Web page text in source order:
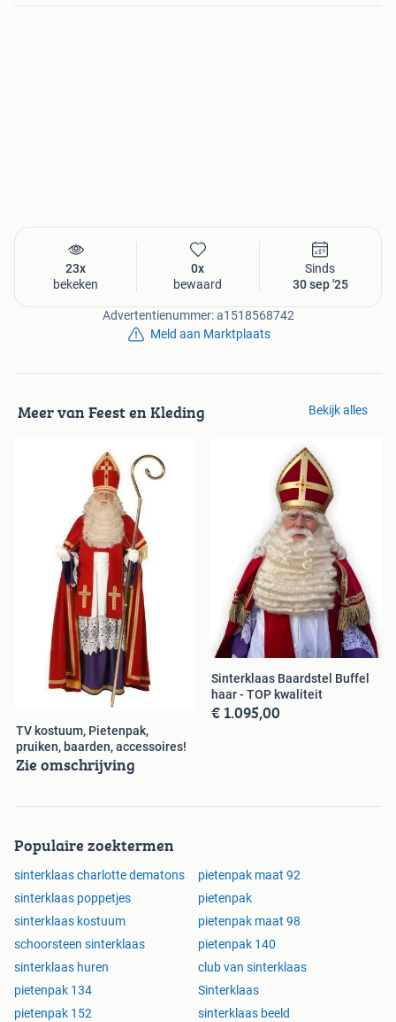
23x
bekeken
0x
bewaard
Sinds
30 sep '25
Advertentienummer: a1518568742
Meld aan Marktplaats
Meer van Feest en Kleding Bekijk alles
TV kostuum, Pietenpak,
pruiken, baarden, accessoires!
Zie omschrijving
Sinterklaas Baardstel Buffel
haar - TOP kwaliteit
€ 1.095,00
Populaire zoektermen
sinterklaas charlotte dematons
pietenpak maat 92
sinterklaas poppetjes
pietenpak
sinterklaas kostuum
pietenpak maat 98
schoorsteen sinterklaas
pietenpak 140
sinterklaas huren
club van sinterklaas
pietenpak 134
Sinterklaas
pietenpak 152
sinterklaas beeld